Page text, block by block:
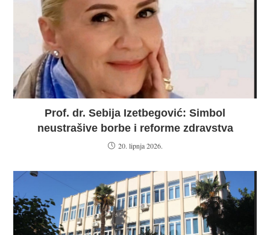
Prof. dr. Sebija Izetbegović: Simbol
neustrašive borbe i reforme zdravstva
20. lipnja 2026.